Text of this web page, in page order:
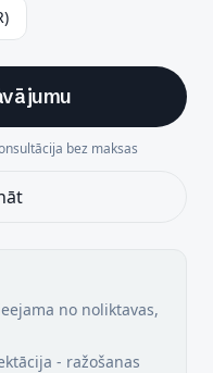
bez maksas
no noliktavas,
- ražošanas